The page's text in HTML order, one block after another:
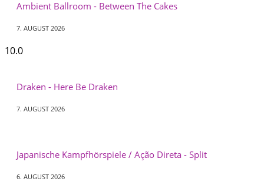
Ambient Ballroom - Between The Cakes
7. AUGUST 2026
10.0
Draken - Here Be Draken
7. AUGUST 2026
Japanische Kampfhörspiele / Ação Direta - Split
6. AUGUST 2026